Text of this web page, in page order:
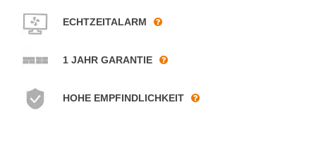
ECHTZEITALARM
1 JAHR GARANTIE
HOHE EMPFINDLICHKEIT